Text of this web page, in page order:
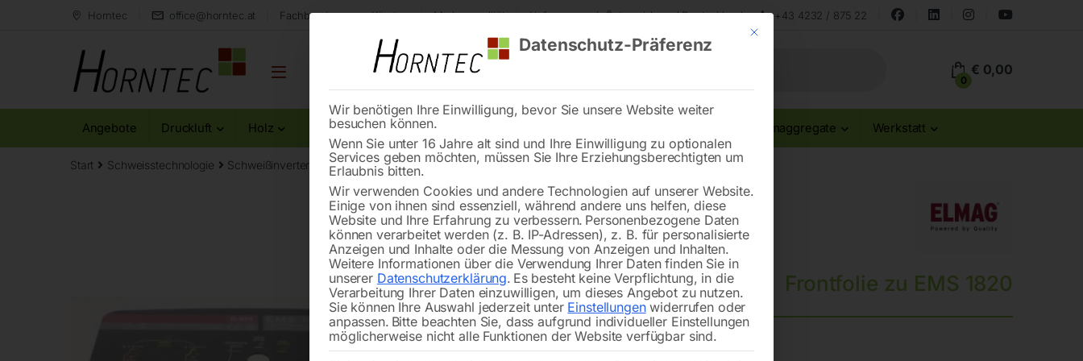
Horntec office@horntec.at Fachberatung aus Kärnten Markenqualität Lieferung nach Österreich und Deutschland +43 4232 / 875 22
0
€ 0,00
Angebote Druckluft Holz Metall Reinigung Stromaggregate Werkstatt
Start Schweisstechnologie Schweißinverter-Multifunktion Frontfolie zu EMS 1820
🔍
Frontfolie zu EMS 1820
Mit diesem Button wird der Dialog geschlossen. Seine Funktionalität ist
Datenschutz-Präferenz
Wir benötigen Ihre Einwilligung, bevor Sie unsere Website weiter
besuchen können.
Wenn Sie unter 16 Jahre alt sind und Ihre Einwilligung zu optionalen
Services geben möchten, müssen Sie Ihre Erziehungsberechtigten um
Erlaubnis bitten.
Wir verwenden Cookies und andere Technologien auf unserer Website.
Einige von ihnen sind essenziell, während andere uns helfen, diese
Website und Ihre Erfahrung zu verbessern. Personenbezogene Daten
können verarbeitet werden (z. B. IP-Adressen), z. B. für personalisierte
Anzeigen und Inhalte oder die Messung von Anzeigen und Inhalten.
Weitere Informationen über die Verwendung Ihrer Daten finden Sie in
unserer Datenschutzerklärung. Es besteht keine Verpflichtung, in die
Verarbeitung Ihrer Daten einzuwilligen, um dieses Angebot zu nutzen.
Sie können Ihre Auswahl jederzeit unter Einstellungenwiderrufen oder
anpassen. Bitte beachten Sie, dass aufgrund individueller Einstellungen
möglicherweise nicht alle Funktionen der Website verfügbar sind.